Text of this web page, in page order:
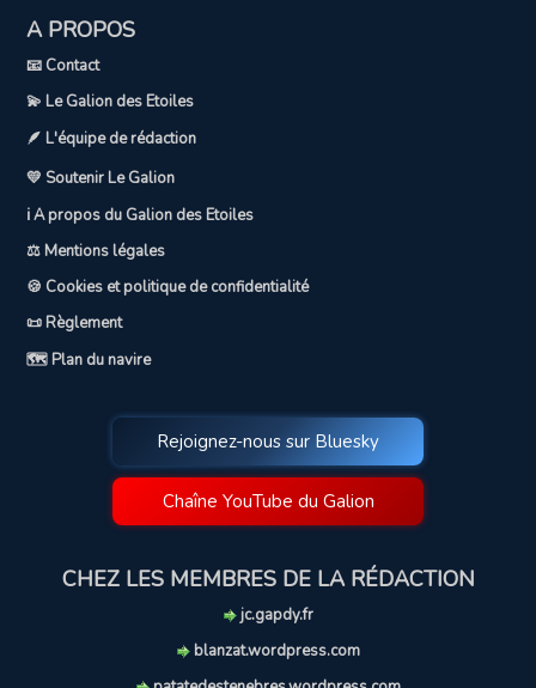
A PROPOS
📧 Contact
💫 Le Galion des Etoiles
🪶 L'équipe de rédaction
💛 Soutenir Le Galion
ℹ️ A propos du Galion des Etoiles
⚖️ Mentions légales
🍪 Cookies et politique de confidentialité
📜 Règlement
🗺️ Plan du navire
Rejoignez-nous sur Bluesky
Chaîne YouTube du Galion
CHEZ LES MEMBRES DE LA RÉDACTION
jc.gapdy.fr
blanzat.wordpress.com